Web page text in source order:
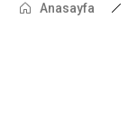
Anasayfa